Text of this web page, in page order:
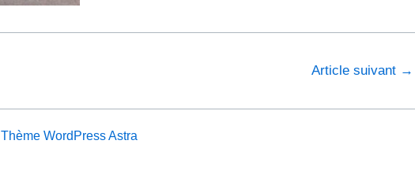
Article suivant →
Thème WordPress Astra